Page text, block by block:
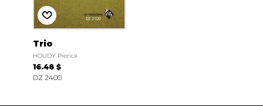
Trio
HOUDY Pierick
16.48 $
DZ 2400